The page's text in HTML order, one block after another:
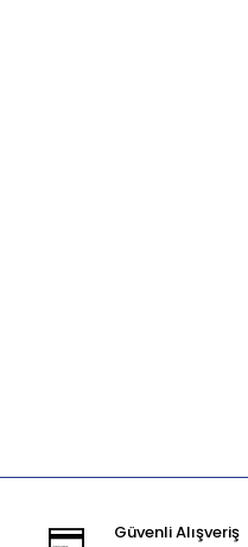
Güvenli Alışveriş